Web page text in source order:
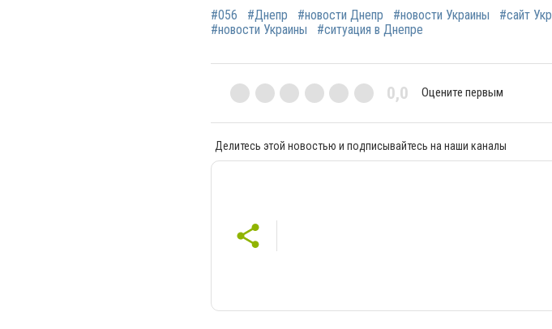
#056 #Днепр #новости Днепр #новости Украины #сайт
#новости Украины
#ситуация в Днепре
0,0 Оцените первым
Делитесь этой новостью и подписывайтесь на наши каналы